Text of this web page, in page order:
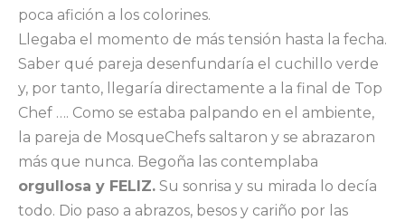
poca afición a los colorines.
Llegaba el momento de más tensión hasta la fecha.
Saber qué pareja desenfundaría el cuchillo verde
y, por tanto, llegaría directamente a la final de Top
Chef …. Como se estaba palpando en el ambiente,
la pareja de MosqueChefs saltaron y se abrazaron
más que nunca. Begoña las contemplaba
orgullosa y FELIZ. Su sonrisa y su mirada lo decía
todo. Dio paso a abrazos, besos y cariño por las